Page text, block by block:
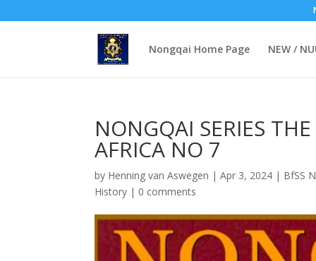
Nongqai Home Page NEW /
NONGQAI SERIES
AFRICA NO 7
by Henning van Aswegen |Apr 3, 2024 | BfSS
History | 0 comments